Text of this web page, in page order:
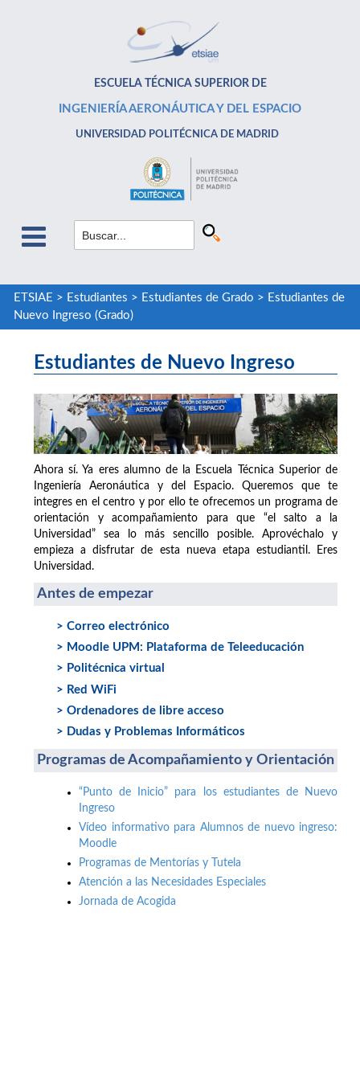
ESCUELA TÉCNICA SUPERIOR DE
INGENIERÍA AERONÁUTICA Y DEL ESPACIO
UNIVERSIDAD POLITÉCNICA DE MADRID
ETSIAE > Estudiantes > Estudiantes de Grado > Estudiantes de
Nuevo Ingreso (Grado)
Estudiantes de Nuevo Ingreso
Ahora sí. Ya eres alumno de la Escuela Técnica Superior de
Ingeniería Aeronáutica y del Espacio. Queremos que te
integres en el centro y por ello te ofrecemos un programa de
orientación y acompañamiento para que “el salto a la
Universidad” sea lo más sencillo posible. Aprovéchalo y
empieza a disfrutar de esta nueva etapa estudiantil. Eres
Universidad.
Antes de empezar
> Correo electrónico
> Moodle UPM: Plataforma de Teleeducación
> Politécnica virtual
> Red WiFi
> Ordenadores de libre acceso
> Dudas y Problemas Informáticos
Programas de Acompañamiento y Orientación
“Punto de Inicio” para los estudiantes de Nuevo
Ingreso
Vídeo informativo para Alumnos de nuevo ingreso:
Moodle
Programas de Mentorías y Tutela
Atención a las Necesidades Especiales
Jornada de Acogida